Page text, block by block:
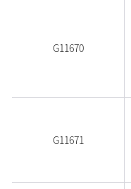
G11670
G11671